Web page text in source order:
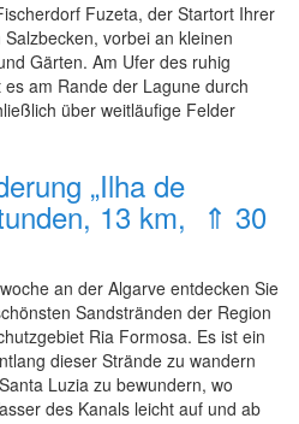
Fuzeta, der Startort Ihrer
vorbei an kleinen
Gärten. Am Ufer des ruhig
am Rande der Lagune durch
über weitläufige Felder
„Ilha de
13 km, ⇑ 30
an der Algarve entdecken Sie
Sandstränden der Region
Ria Formosa. Es ist ein
dieser Strände zu wandern
Luzia zu bewundern, wo
des Kanals leicht auf und ab